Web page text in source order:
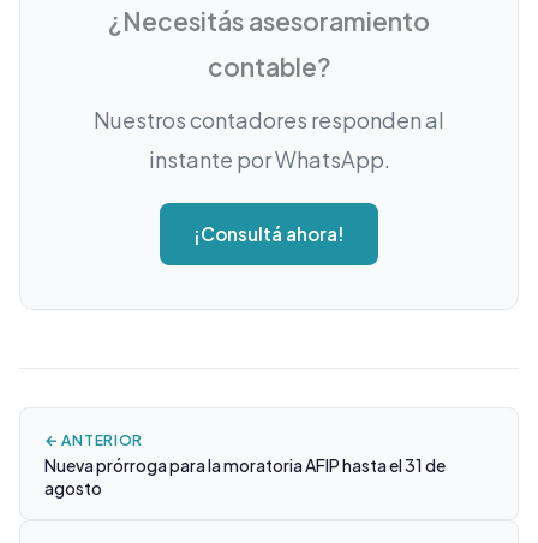
¿Necesitás asesoramiento
contable?
Nuestros contadores responden al
instante por WhatsApp.
¡Consultá ahora!
← ANTERIOR
Nueva prórroga para la moratoria AFIP hasta el 31 de
agosto